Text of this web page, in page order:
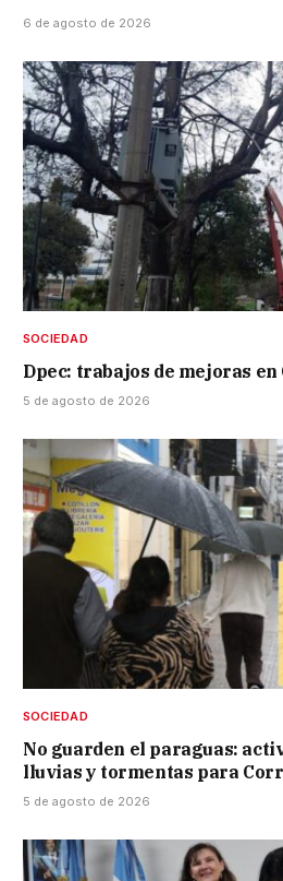
6 de agosto de 2026
SOCIEDAD
Dpec: trabajos de mejoras
5 de agosto de 2026
SOCIEDAD
No guarden el paraguas:
lluvias y tormentas para
5 de agosto de 2026